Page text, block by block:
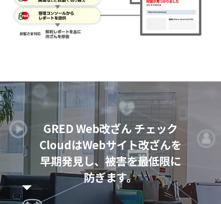
GRED Web改ざん チェック
CloudはWebサイト改ざんを
早期発見し、被害を最低限に
防ぎます。